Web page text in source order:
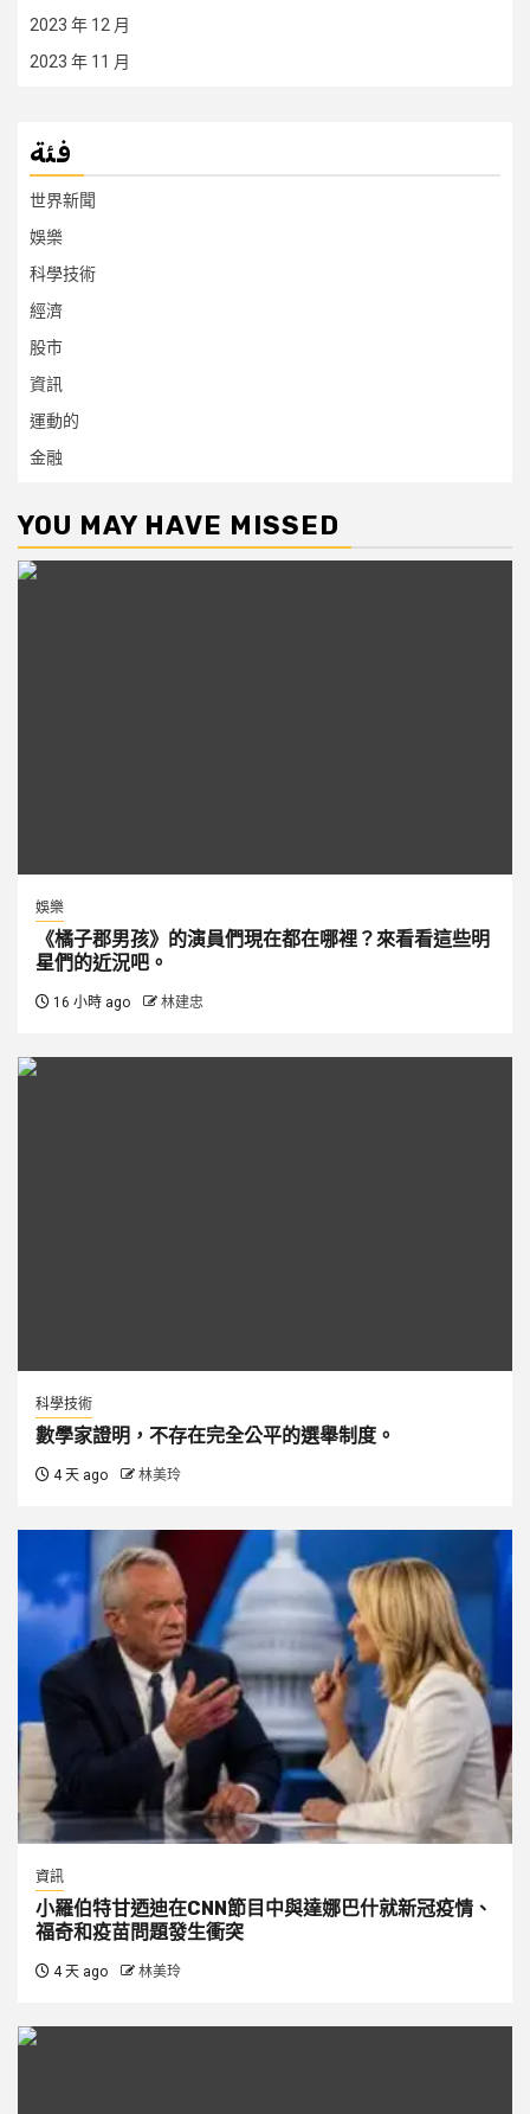
2023 年 12 月
2023 年 11 月
فئة
世界新聞
娛樂
科學技術
經濟
股市
資訊
運動的
金融
YOU MAY HAVE MISSED
娛樂
《橘子郡男孩》的演員們現在都在哪裡？來看看這些明
星們的近況吧。
16 小時 ago 林建忠
科學技術
數學家證明，不存在完全公平的選舉制度。
4 天 ago 林美玲
資訊
小羅伯特甘迺迪在CNN節目中與達娜巴什就新冠疫情、
福奇和疫苗問題發生衝突
4 天 ago 林美玲